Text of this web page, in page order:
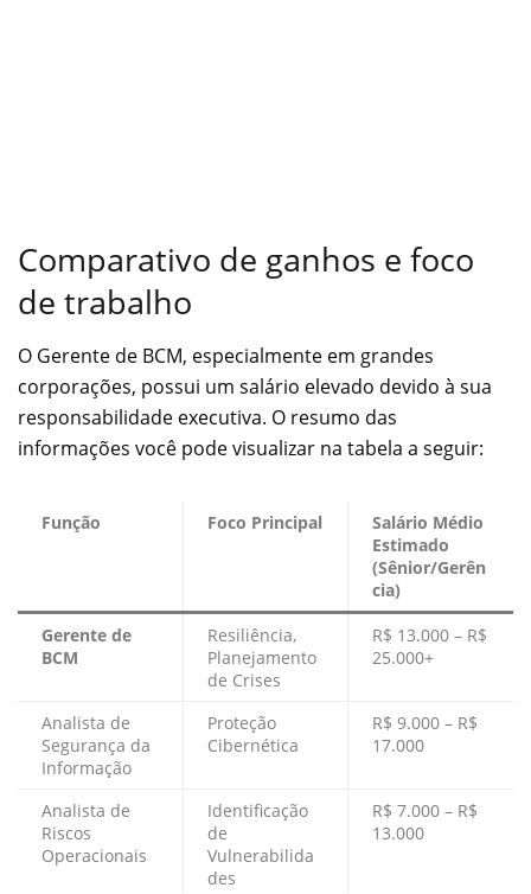
Comparativo de ganhos e foco
de trabalho
O Gerente de BCM, especialmente em grandes
corporações, possui um salário elevado devido à sua
responsabilidade executiva. O resumo das
informações você pode visualizar na tabela a seguir:
Função Foco Principal
Salário Médio
Estimado
(Sênior/Gerên
cia)
Gerente de
BCM
Resiliência,
Planejamento
de Crises
R$ 13.000 – R$
25.000+
Analista de
Segurança da
Informação
Proteção
Cibernética
R$ 9.000 – R$
17.000
Analista de
Riscos
Operacionais
Identificação
de
Vulnerabilida
des
R$ 7.000 – R$
13.000